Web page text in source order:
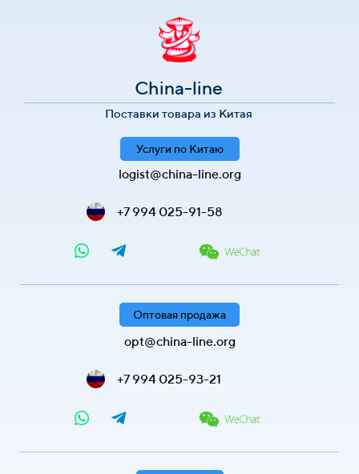
China-line
Поставки товара из Китая
Услуги по Китаю
logist@china-line.org
+7 994 025-91-58
Оптовая продажа
opt@china-line.org
+7 994 025-93-21